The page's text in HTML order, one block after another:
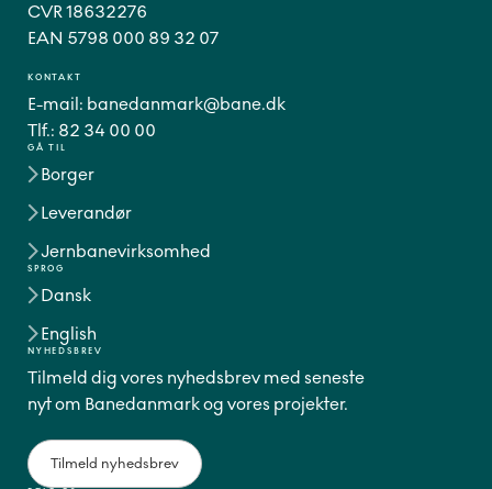
GÅ TIL
Borger
Leverandør
Jernbanevirksomhed
SPROG
Dansk
English
CVR 18632276
EAN 5798 000 89 32 07
KONTAKT
E-mail: banedanmark@bane.dk
Tlf.: 82 34 00 00
NYHEDSBREV
Tilmeld dig vores nyhedsbrev med seneste
nyt om Banedanmark og vores projekter.
Tilmeld nyhedsbrev